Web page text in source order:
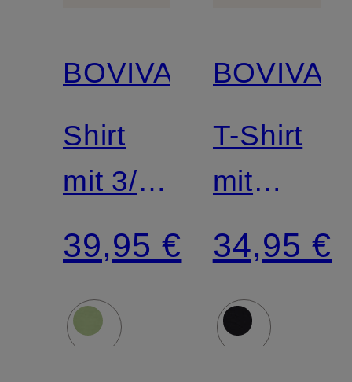
BOVIVA
Shirt
mit 3/4-
Arm
39,95 €
BOVIVA
T-Shirt
mit
34,95 €